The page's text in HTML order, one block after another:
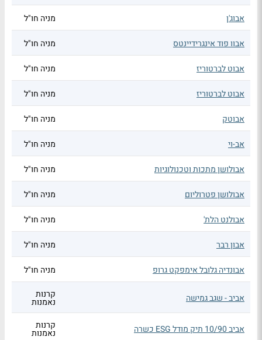
אבוג'ן מניה חו"ל
אבוו פוד אינגרידיינטס מניה חו"ל
אבוט לברטוריז מניה חו"ל
אבוט לברטוריז מניה חו"ל
אבוטק מניה חו"ל
אב-וי מניה חו"ל
אבולושן מתכות וטכנולוגיות מניה חו"ל
אבולושן פטרוליום מניה חו"ל
אבולנט הלת' מניה חו"ל
אבון רבר מניה חו"ל
אבונדיה גלובל אימפקט גרופ מניה חו"ל
אביב - שגב גמישה קרנות
נאמנות
אביב 10/90 תיק מודל ESG כשרה קרנות
נאמנות